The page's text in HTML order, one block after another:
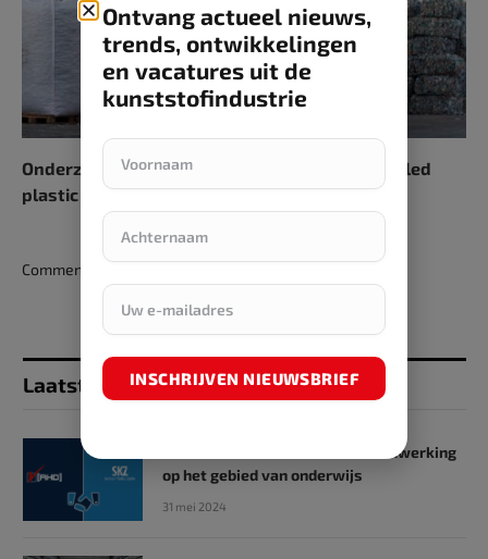
Onderzoek bevestigt: stijgende import gerecycled
plastic vormt bedreiging voor EU-industrie
Comments are closed.
Laatst toegevoegd
SKZ en RHD GmbH starten samenwerking
op het gebied van onderwijs
31 mei 2024
Ontvang actueel nieuws,
trends, ontwikkelingen
en vacatures uit de
kunststofindustrie
INSCHRIJVEN NIEUWSBRIEF